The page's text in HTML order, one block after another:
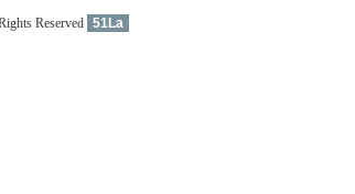
Reserved 51La